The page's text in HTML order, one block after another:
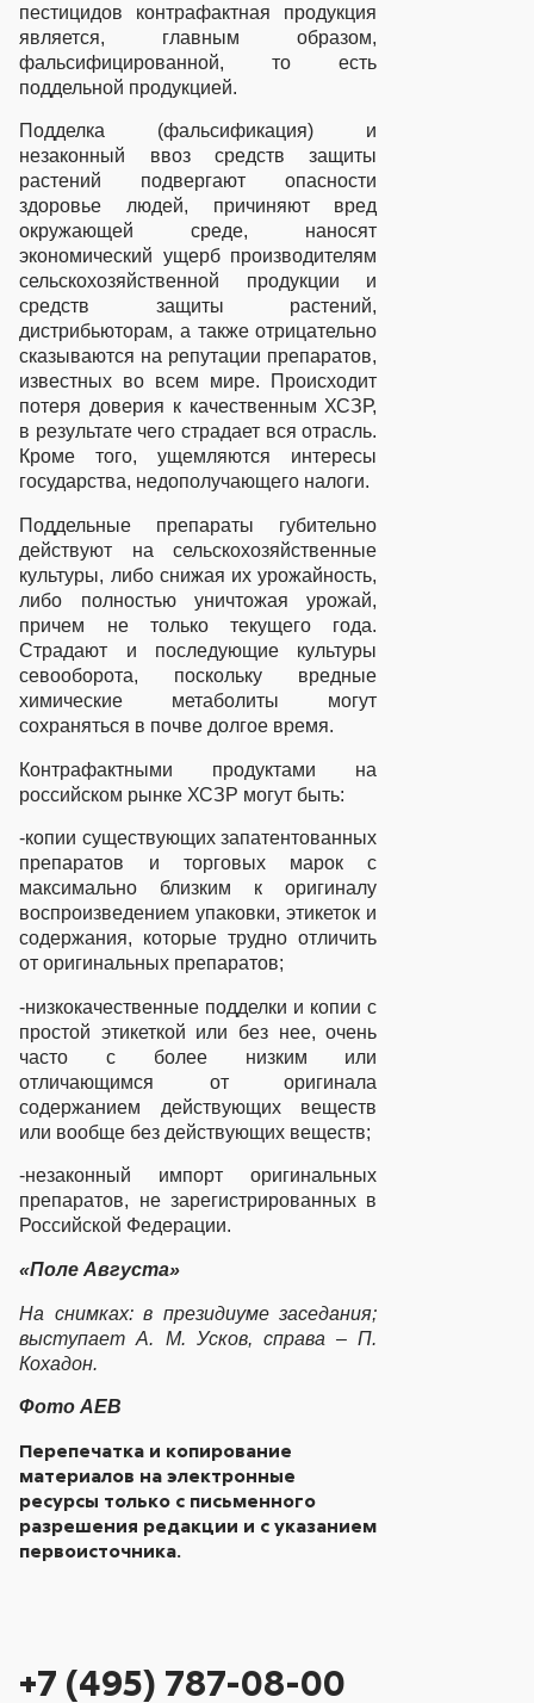
пестицидов контрафактная продукция
является, главным образом,
фальсифицированной, то есть
поддельной продукцией.
Подделка (фальсификация) и
незаконный ввоз средств защиты
растений подвергают опасности
здоровье людей, причиняют вред
окружающей среде, наносят
экономический ущерб производителям
сельскохозяйственной продукции и
средств защиты растений,
дистрибьюторам, а также отрицательно
сказываются на репутации препаратов,
известных во всем мире. Происходит
потеря доверия к качественным ХСЗР,
в результате чего страдает вся отрасль.
Кроме того, ущемляются интересы
государства, недополучающего налоги.
Поддельные препараты губительно
действуют на сельскохозяйственные
культуры, либо снижая их урожайность,
либо полностью уничтожая урожай,
причем не только текущего года.
Страдают и последующие культуры
севооборота, поскольку вредные
химические метаболиты могут
сохраняться в почве долгое время.
Контрафактными продуктами на
российском рынке ХСЗР могут быть:
-копии существующих запатентованных
препаратов и торговых марок с
максимально близким к оригиналу
воспроизведением упаковки, этикеток и
содержания, которые трудно отличить
от оригинальных препаратов;
-низкокачественные подделки и копии с
простой этикеткой или без нее, очень
часто с более низким или
отличающимся от оригинала
содержанием действующих веществ
или вообще без действующих веществ;
-незаконный импорт оригинальных
препаратов, не зарегистрированных в
Российской Федерации.
«Поле Августа»
На снимках: в президиуме заседания;
выступает А. М. Усков, справа – П.
Кохадон.
ФотоAEB
Перепечатка и копирование
материалов на электронные
ресурсы только с письменного
разрешения редакции и с указанием
первоисточника.
+7 (495) 787-08-00